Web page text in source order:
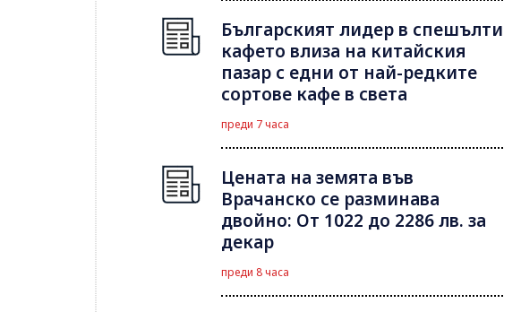
Българският лидер в спешълти
кафето влиза на китайския
пазар с едни от най-редките
сортове кафе в света
преди 7 часа
Цената на земята във
Врачанско се разминава
двойно: От 1022 до 2286 лв. за
декар
преди 8 часа